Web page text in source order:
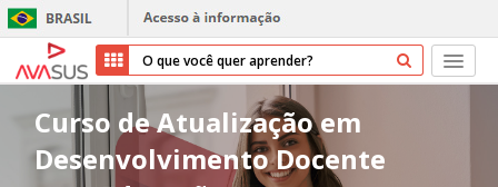
Início
Cursos
Curso de Atualização em
Desenvolvimento Docente